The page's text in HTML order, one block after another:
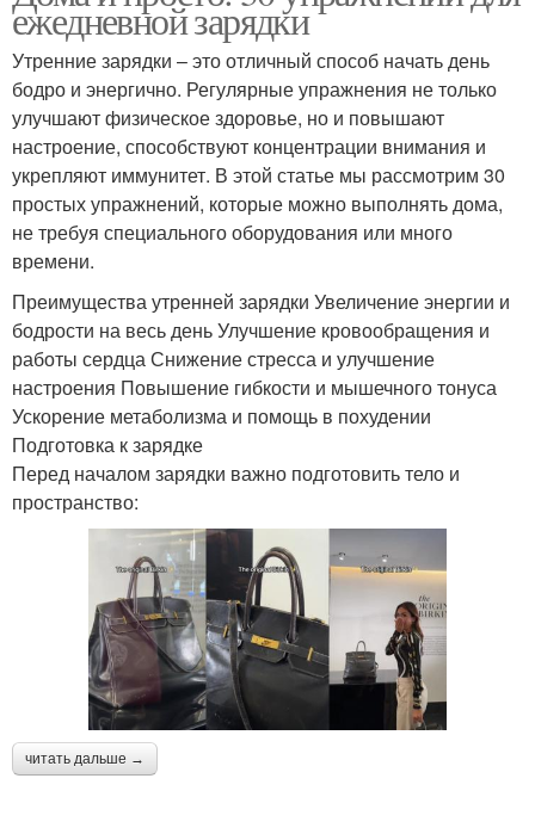
ежедневной зарядки
Утренние зарядки – это отличный способ начать день
бодро и энергично. Регулярные упражнения не только
улучшают физическое здоровье, но и повышают
настроение, способствуют концентрации внимания и
укрепляют иммунитет. В этой статье мы рассмотрим 30
простых упражнений, которые можно выполнять дома,
не требуя специального оборудования или много
времени.
Преимущества утренней зарядки Увеличение энергии и
бодрости на весь день Улучшение кровообращения и
работы сердца Снижение стресса и улучшение
настроения Повышение гибкости и мышечного тонуса
Ускорение метаболизма и помощь в похудении
Подготовка к зарядке
Перед началом зарядки важно подготовить тело и
пространство:
читать дальше →